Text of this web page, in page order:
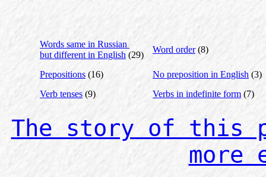
Words same in Russian
but different in English (29)
Word order(8)
Prepositions (16) No preposition in English (3)
Verb tenses (9) Verbs in indefinite form (7)
The story of this
more